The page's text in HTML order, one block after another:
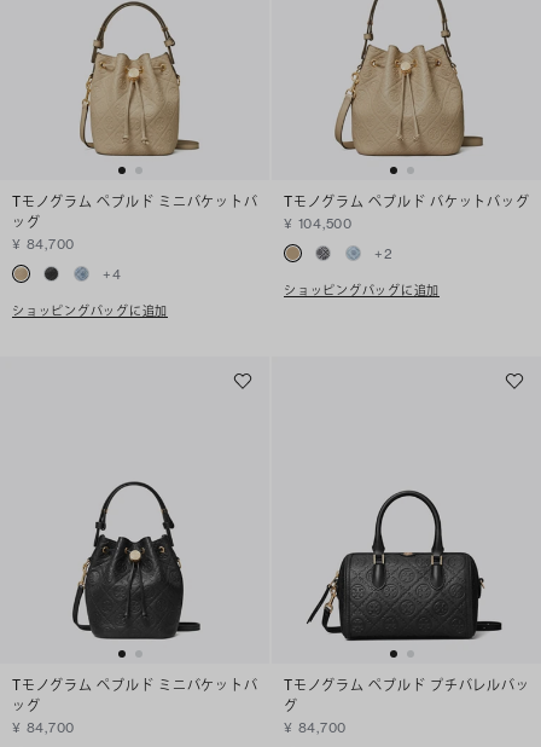
Tモノグラム ペブルド ミニバケットバ
ッグ
¥ 84,700
+4
ショッピングバッグに追加
Tモノグラム ペブルド バケットバッグ
¥ 104,500
+2
ショッピングバッグに追加
Tモノグラム ペブルド ミニバケットバ
ッグ
¥ 84,700
Tモノグラム ペブルド プチバレルバッ
グ
¥ 84,700